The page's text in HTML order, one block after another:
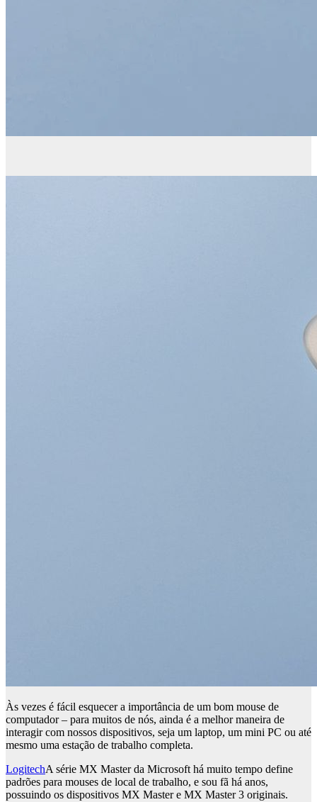
Às vezes é fácil esquecer a importância de um bom mouse de
computador – para muitos de nós, ainda é a melhor maneira de
interagir com nossos dispositivos, seja um laptop, um mini PC ou até
mesmo uma estação de trabalho completa.
LogitechA série MX Master da Microsoft há muito tempo define
padrões para mouses de local de trabalho, e sou fã há anos,
possuindo os dispositivos MX Master e MX Master 3 originais.